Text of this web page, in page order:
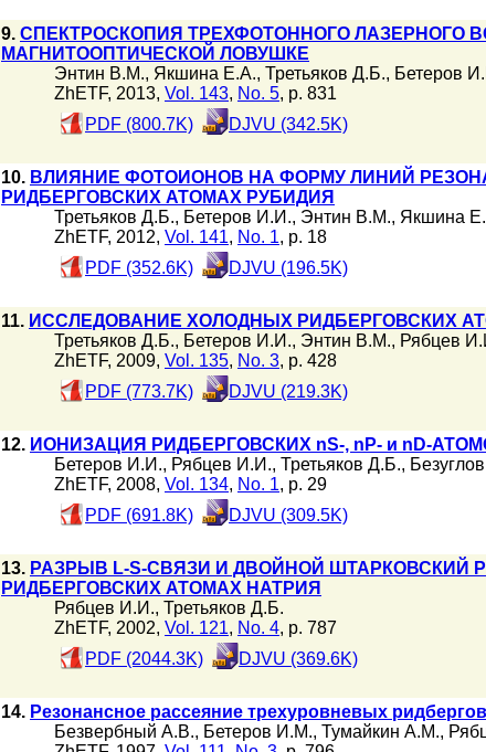
9. СПЕКТРОСКОПИЯ ТРЕХФОТОННОГО ЛАЗЕРНОГО
МАГНИТООПТИЧЕСКОЙ ЛОВУШКЕ
Энтин В.М., Якшина Е.А., Третьяков Д.Б., Бетеров
ZhETF, 2013, Vol. 143, No. 5, p. 831
PDF (800.7K)
DJVU (342.5K)
10. ВЛИЯНИЕ ФОТОИОНОВ НА ФОРМУ ЛИНИЙ
РИДБЕРГОВСКИХ АТОМАХ РУБИДИЯ
Третьяков Д.Б., Бетеров И.И., Энтин В.М., Якшина
ZhETF, 2012, Vol. 141, No. 1, p. 18
PDF (352.6K)
DJVU (196.5K)
11. ИССЛЕДОВАНИЕ ХОЛОДНЫХ РИДБЕРГОВСКИХ
Третьяков Д.Б., Бетеров И.И., Энтин В.М., Рябцев
ZhETF, 2009, Vol. 135, No. 3, p. 428
PDF (773.7K)
DJVU (219.3K)
12. ИОНИЗАЦИЯ РИДБЕРГОВСКИХ nS-, nP- и nD-
Бетеров И.И., Рябцев И.И., Третьяков Д.Б.,
ZhETF, 2008, Vol. 134, No. 1, p. 29
PDF (691.8K)
DJVU (309.5K)
13. РАЗРЫВ L-S-СВЯЗИ И ДВОЙНОЙ ШТАРКОВСКИЙ
РИДБЕРГОВСКИХ АТОМАХ НАТРИЯ
Рябцев И.И., Третьяков Д.Б.
ZhETF, 2002, Vol. 121, No. 4, p. 787
PDF (2044.3K)
DJVU (369.6K)
14. Резонансное рассеяние трехуровневых
Безвербный А.В., Бетеров И.М., Тумайкин А.М.,